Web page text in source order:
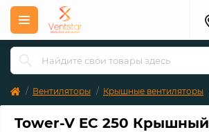
Вентиляторы Крышные вентиляторы
Tower-V EC 250 Крышный